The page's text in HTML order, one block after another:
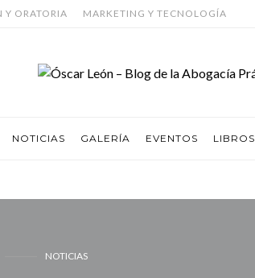
Y ORATORIA MARKETING Y TECNOLOGÍA
NOTICIAS GALERÍA EVENTOS LIBROS
NOTICIAS